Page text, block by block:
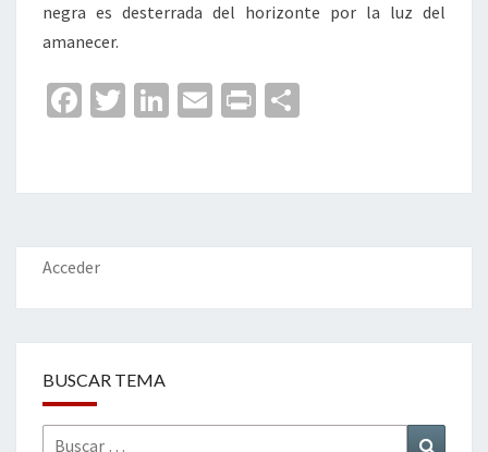
negra es desterrada del horizonte por la luz del
amanecer.
Fa
o
o
k
T
er
Li
dI
n
E
l
Pr
p
ar
Acceder
BUSCAR TEMA
Buscar